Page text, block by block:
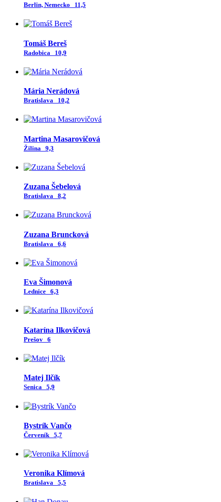
Berlin, Nemecko 11,5
Tomáš Bereš
Radobica 10,9
Mária Nerádová
Bratislava 10,2
Martina Masarovičová
Žilina 9,3
Zuzana Šebelová
Bratislava 8,2
Zuzana Bruncková
Bratislava 6,6
Eva Šimonová
Lednice 6,3
Katarína Ilkovičová
Prešov 6
Matej Ilčík
Senica 5,9
Bystrík Vančo
Červeník 5,7
Veronika Klímová
Bratislava 5,5